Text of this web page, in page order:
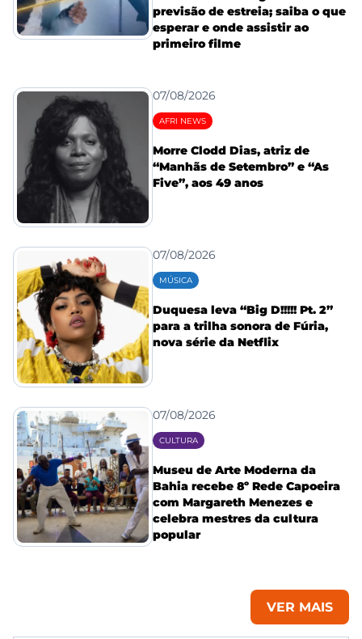
previsão de estreia; saiba o que
esperar e onde assistir ao
primeiro filme
07/08/2026
AFRI NEWS
Morre Clodd Dias, atriz de
“Manhãs de Setembro” e “As
Five”, aos 49 anos
07/08/2026
MÚSICA
Duquesa leva “Big D!!!!! Pt. 2”
para a trilha sonora de Fúria,
nova série da Netflix
07/08/2026
CULTURA
Museu de Arte Moderna da
Bahia recebe 8º Rede Capoeira
com Margareth Menezes e
celebra mestres da cultura
popular
VER MAIS